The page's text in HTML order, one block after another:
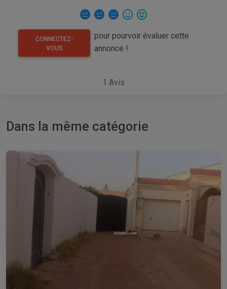
CONNECTEZ-
VOUS
pour pourvoir évaluer cette
annonce !
1 Avis
Dans la même catégorie